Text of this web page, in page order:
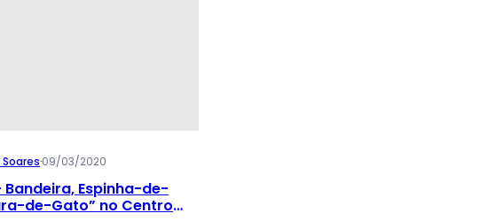
·09/03/2020
Bandeira, Espinha-de-
de-Gato” no Centro